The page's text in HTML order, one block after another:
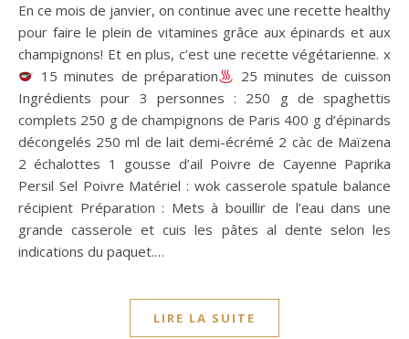
En ce mois de janvier, on continue avec une recette healthy
pour faire le plein de vitamines grâce aux épinards et aux
champignons! Et en plus, c’est une recette végétarienne. x
15 minutes de préparation
25 minutes de cuisson
Ingrédients pour 3 personnes : 250 g de spaghettis
complets 250 g de champignons de Paris 400 g d’épinards
décongelés 250 ml de lait demi-écrémé 2 càc de Maïzena
2 échalottes 1 gousse d’ail Poivre de Cayenne Paprika
Persil Sel Poivre Matériel : wok casserole spatule balance
récipient Préparation : Mets à bouillir de l’eau dans une
grande casserole et cuis les pâtes al dente selon les
indications du paquet.…
LIRE LA SUITE